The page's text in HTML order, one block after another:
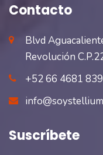
Contacto
Blvd
Revolución
+52 66 4681
Suscríbete